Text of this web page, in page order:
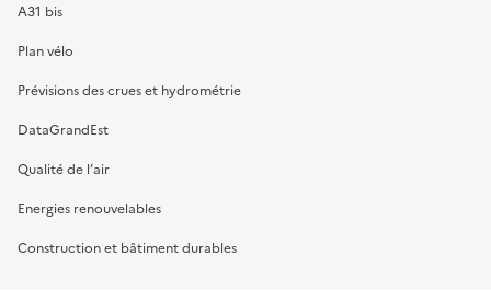
A31 bis
Plan vélo
Prévisions des crues et hydrométrie
DataGrandEst
Qualité de l’air
Energies renouvelables
Construction et bâtiment durables